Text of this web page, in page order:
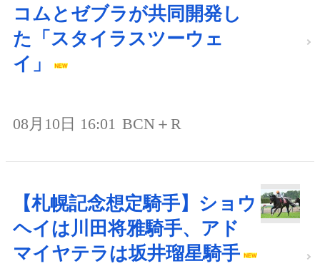
コムとゼブラが共同開発し
た「スタイラスツーウェ
イ」
08月10日 16:01 BCN＋R
【札幌記念想定騎手】ショウ
ヘイは川田将雅騎手、アド
マイヤテラは坂井瑠星騎手